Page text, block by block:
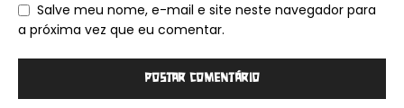
Salve meu nome, e-mail e site neste navegador para
a próxima vez que eu comentar.